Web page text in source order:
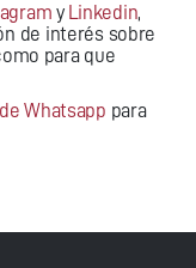
y Linkedin,
de interés sobre
para que
Whatsapp para